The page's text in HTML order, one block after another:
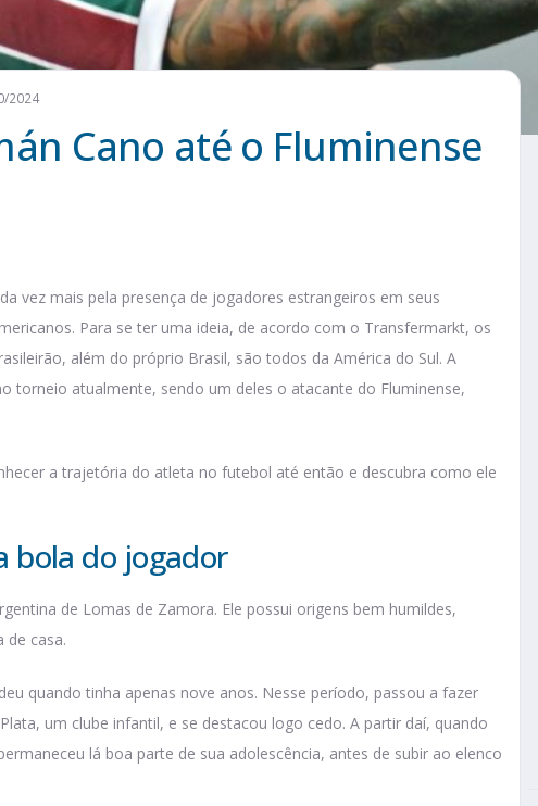
2024
Cano até o Fluminense
vez mais pela presença de jogadores estrangeiros em seus
Para se ter uma ideia, de acordo com o Transfermarkt, os
além do próprio Brasil, são todos da América do Sul. A
torneio atualmente, sendo um deles o atacante do Fluminense,
a trajetória do atleta no futebol até então e descubra como ele
bola do jogador
de Lomas de Zamora. Ele possui origens bem humildes,
de casa.
quando tinha apenas nove anos. Nesse período, passou a fazer
um clube infantil, e se destacou logo cedo. A partir daí, quando
lá boa parte de sua adolescência, antes de subir ao elenco